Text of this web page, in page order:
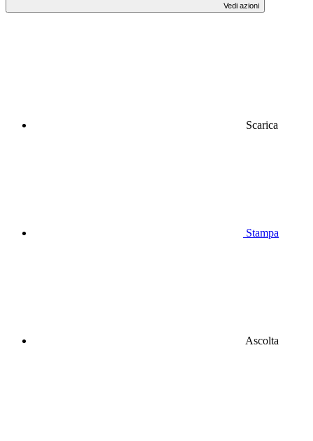
Vedi azioni
Scarica
Stampa
Ascolta